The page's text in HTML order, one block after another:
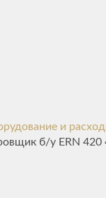
и
б/у ERN 420